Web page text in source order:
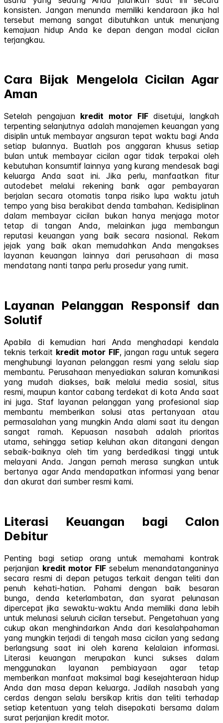
konsisten. Jangan menunda memiliki kendaraan jika hal
tersebut memang sangat dibutuhkan untuk menunjang
kemajuan hidup Anda ke depan dengan modal cicilan
terjangkau.
Cara Bijak Mengelola Cicilan Agar
Aman
Setelah pengajuan kredit motor FIFdisetujui, langkah
terpenting selanjutnya adalah manajemen keuangan yang
disiplin untuk membayar angsuran tepat waktu bagi Anda
setiap bulannya. Buatlah pos anggaran khusus setiap
bulan untuk membayar cicilan agar tidak terpakai oleh
kebutuhan konsumtif lainnya yang kurang mendesak bagi
keluarga Anda saat ini. Jika perlu, manfaatkan fitur
autodebet melalui rekening bank agar pembayaran
berjalan secara otomatis tanpa risiko lupa waktu jatuh
tempo yang bisa berakibat denda tambahan. Kedisiplinan
dalam membayar cicilan bukan hanya menjaga motor
tetap di tangan Anda, melainkan juga membangun
reputasi keuangan yang baik secara nasional. Rekam
jejak yang baik akan memudahkan Anda mengakses
layanan keuangan lainnya dari perusahaan di masa
mendatang nanti tanpa perlu prosedur yang rumit.
Layanan Pelanggan Responsif dan
Solutif
Apabila di kemudian hari Anda menghadapi kendala
teknis terkait kredit motor FIF, jangan ragu untuk segera
menghubungi layanan pelanggan resmi yang selalu siap
membantu. Perusahaan menyediakan saluran komunikasi
yang mudah diakses, baik melalui media sosial, situs
resmi, maupun kantor cabang terdekat di kota Anda saat
ini juga. Staf layanan pelanggan yang profesional siap
membantu memberikan solusi atas pertanyaan atau
permasalahan yang mungkin Anda alami saat itu dengan
sangat ramah. Kepuasan nasabah adalah prioritas
utama, sehingga setiap keluhan akan ditangani dengan
sebaik-baiknya oleh tim yang berdedikasi tinggi untuk
melayani Anda. Jangan pernah merasa sungkan untuk
bertanya agar Anda mendapatkan informasi yang benar
dan akurat dari sumber resmi kami.
Literasi Keuangan bagi Calon
Debitur
Penting bagi setiap orang untuk memahami kontrak
perjanjian kredit motor FIFsebelum menandatanganinya
secara resmi di depan petugas terkait dengan teliti dan
penuh kehati-hatian. Pahami dengan baik besaran
bunga, denda keterlambatan, dan syarat pelunasan
dipercepat jika sewaktu-waktu Anda memiliki dana lebih
untuk melunasi seluruh cicilan tersebut. Pengetahuan yang
cukup akan menghindarkan Anda dari kesalahpahaman
yang mungkin terjadi di tengah masa cicilan yang sedang
berlangsung saat ini oleh karena kelalaian informasi.
Literasi keuangan merupakan kunci sukses dalam
menggunakan layanan pembiayaan agar tetap
memberikan manfaat maksimal bagi kesejahteraan hidup
Anda dan masa depan keluarga. Jadilah nasabah yang
cerdas dengan selalu bersikap kritis dan teliti terhadap
setiap ketentuan yang telah disepakati bersama dalam
surat perjanjian kredit motor.